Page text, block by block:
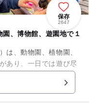
保存
2647
、博物館、遊園地で１
は、動物園、植物園、
あり、一日では遊び尽
キリン、ライオン、レ